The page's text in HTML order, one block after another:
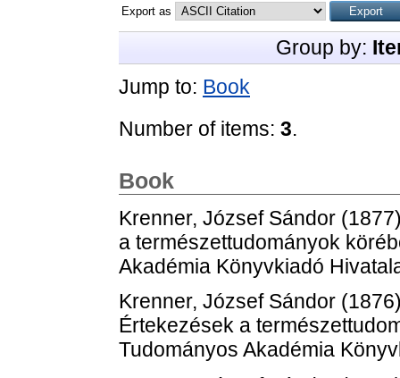
Export as
Group by:
Jump to: Book
Number of items: 3.
Book
Krenner, József Sándor
a természettudományok
Akadémia Könyvkiadó
Krenner, József Sándor
Értekezések a
Tudományos Akadémia